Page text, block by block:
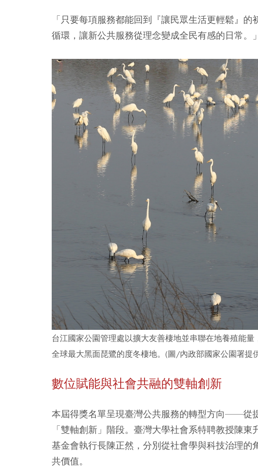
「只要每項服務都能回到『讓民眾生活更輕鬆』
循環，讓新公共服務從理念變成全民有感的日常。
台江國家公園管理處以擴大友善棲地並串聯在地養殖能
全球最大黑面琵鷺的度冬棲地。(圖/內政部國家公園署提
數位賦能與社會共融的雙軸創新
本屆得獎名單呈現臺灣公共服務的轉型方向——從
「雙軸創新」階段。臺灣大學社會系特聘教授陳
基金會執行長陳正然，分別從社會學與科技治理
共價值。